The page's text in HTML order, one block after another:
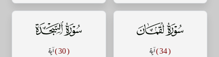
سورة لقمان
( 34 ) آية
سورة السجدة
( 30 ) آية